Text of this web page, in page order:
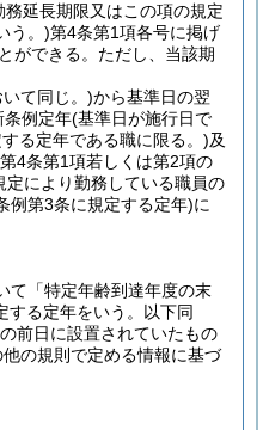
延長期限又はこの項の規定
う。)第4条第1項各号に掲げ
ができる。 ただし、当該期
て同じ。)から基準日の翌
条例定年(基準日が施行日で
る定年である職に限る。)及
4条第1項若しくは第2項の
定により勤務している職員の
例第3条に規定する定年)に
て「特定年齢到達年度の末
する定年をいう。以下同
前日に設置されていたもの
の規則で定める情報に基づ